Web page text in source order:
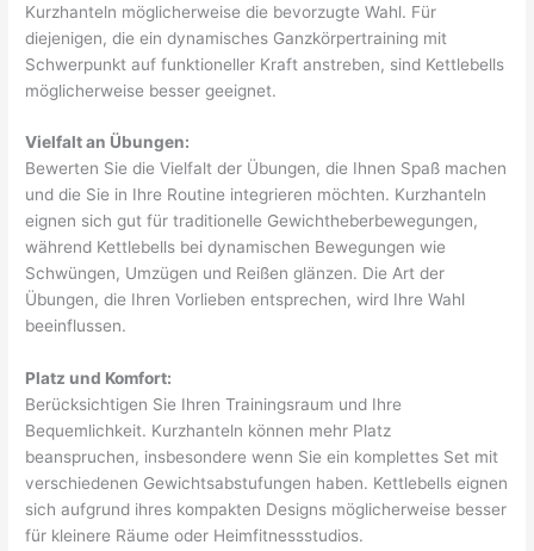
Kurzhanteln möglicherweise die bevorzugte Wahl. Für
diejenigen, die ein dynamisches Ganzkörpertraining mit
Schwerpunkt auf funktioneller Kraft anstreben, sind Kettlebells
möglicherweise besser geeignet.
Vielfalt an Übungen:
Bewerten Sie die Vielfalt der Übungen, die Ihnen Spaß machen
und die Sie in Ihre Routine integrieren möchten. Kurzhanteln
eignen sich gut für traditionelle Gewichtheberbewegungen,
während Kettlebells bei dynamischen Bewegungen wie
Schwüngen, Umzügen und Reißen glänzen. Die Art der
Übungen, die Ihren Vorlieben entsprechen, wird Ihre Wahl
beeinflussen.
Platz und Komfort:
Berücksichtigen Sie Ihren Trainingsraum und Ihre
Bequemlichkeit. Kurzhanteln können mehr Platz
beanspruchen, insbesondere wenn Sie ein komplettes Set mit
verschiedenen Gewichtsabstufungen haben. Kettlebells eignen
sich aufgrund ihres kompakten Designs möglicherweise besser
für kleinere Räume oder Heimfitnessstudios.